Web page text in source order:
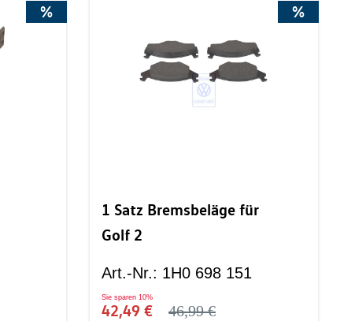
% %
1 Satz Bremsbeläge für
Golf 2
Art.-Nr.: 1H0 698 151
Sie sparen 10%
42,49 € 46,99 €